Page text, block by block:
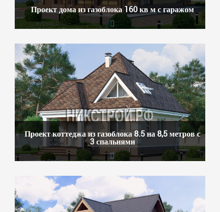
Проект дома из газоблока 160 кв м с гаражом
Проект коттеджа из газоблока 8.5 на 8,5 метров с
3 спальнями